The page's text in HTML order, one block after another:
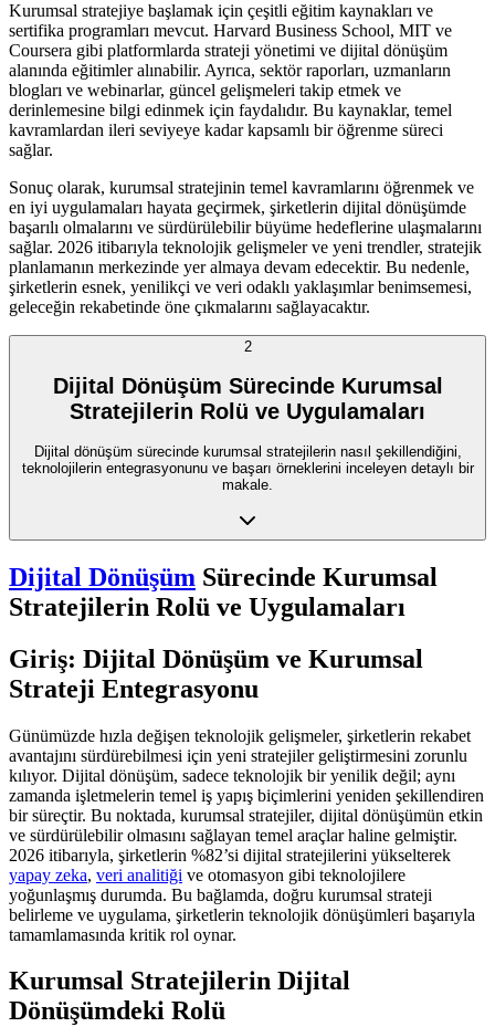
Kurumsal stratejiye başlamak için çeşitli eğitim kaynakları ve
sertifika programları mevcut. Harvard Business School, MIT ve
Coursera gibi platformlarda strateji yönetimi ve dijital dönüşüm
alanında eğitimler alınabilir. Ayrıca, sektör raporları, uzmanların
blogları ve webinarlar, güncel gelişmeleri takip etmek ve
derinlemesine bilgi edinmek için faydalıdır. Bu kaynaklar, temel
kavramlardan ileri seviyeye kadar kapsamlı bir öğrenme süreci
sağlar.
Sonuç olarak, kurumsal stratejinin temel kavramlarını öğrenmek ve
en iyi uygulamaları hayata geçirmek, şirketlerin dijital dönüşümde
başarılı olmalarını ve sürdürülebilir büyüme hedeflerine ulaşmalarını
sağlar. 2026 itibarıyla teknolojik gelişmeler ve yeni trendler, stratejik
planlamanın merkezinde yer almaya devam edecektir. Bu nedenle,
şirketlerin esnek, yenilikçi ve veri odaklı yaklaşımlar benimsemesi,
geleceğin rekabetinde öne çıkmalarını sağlayacaktır.
2
Dijital Dönüşüm Sürecinde Kurumsal
Stratejilerin Rolü ve Uygulamaları
Dijital dönüşüm sürecinde kurumsal stratejilerin nasıl şekillendiğini,
teknolojilerin entegrasyonunu ve başarı örneklerini inceleyen detaylı bir
makale.
Dijital Dönüşüm Sürecinde Kurumsal
Stratejilerin Rolü ve Uygulamaları
Giriş: Dijital Dönüşüm ve Kurumsal
Strateji Entegrasyonu
Günümüzde hızla değişen teknolojik gelişmeler, şirketlerin rekabet
avantajını sürdürebilmesi için yeni stratejiler geliştirmesini zorunlu
kılıyor. Dijital dönüşüm, sadece teknolojik bir yenilik değil; aynı
zamanda işletmelerin temel iş yapış biçimlerini yeniden şekillendiren
bir süreçtir. Bu noktada, kurumsal stratejiler, dijital dönüşümün etkin
ve sürdürülebilir olmasını sağlayan temel araçlar haline gelmiştir.
2026 itibarıyla, şirketlerin %82’si dijital stratejilerini yükselterek
yapay zeka, veri analitiği ve otomasyon gibi teknolojilere
yoğunlaşmış durumda. Bu bağlamda, doğru kurumsal strateji
belirleme ve uygulama, şirketlerin teknolojik dönüşümleri başarıyla
tamamlamasında kritik rol oynar.
Kurumsal Stratejilerin Dijital
Dönüşümdeki Rolü